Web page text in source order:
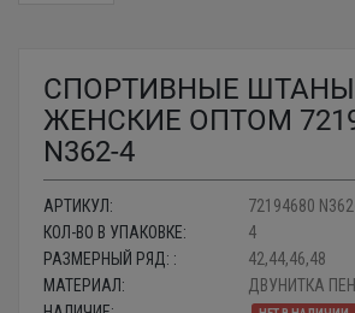
СПОРТИВНЫЕ ШТАНЫ
ЖЕНСКИЕ ОПТОМ
N362-4
АРТИКУЛ:
72194680
КОЛ-ВО В УПАКОВКЕ:
4
РАЗМЕРНЫЙ РЯД: :
42,44,46,48
МАТЕРИАЛ:
ДВУНИТКА